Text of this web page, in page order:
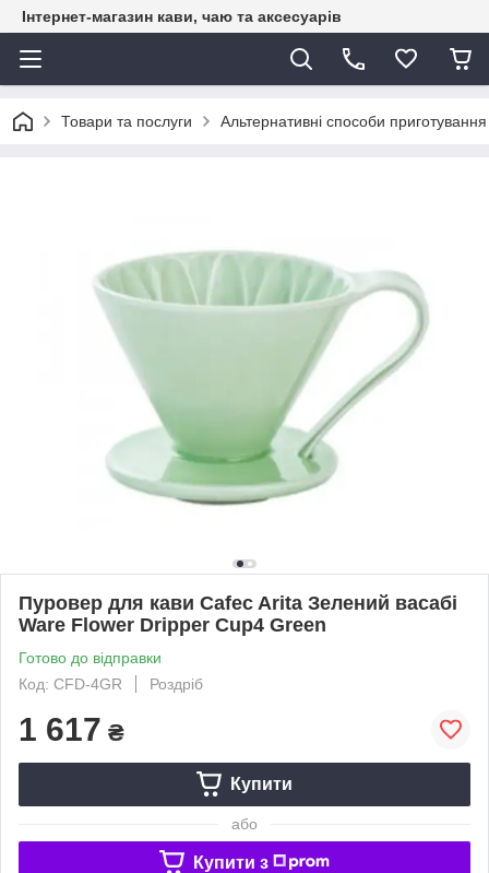
Інтернет-магазин кави, чаю та аксесуарів
Товари та послуги Альтернативні способи
Пуровер для кави Cafec Arita Зелений васабі
Ware Flower Dripper Cup4 Green
Готово до відправки
Код: CFD-4GR
Роздріб
1 617 ₴
Купити
або
Купити з